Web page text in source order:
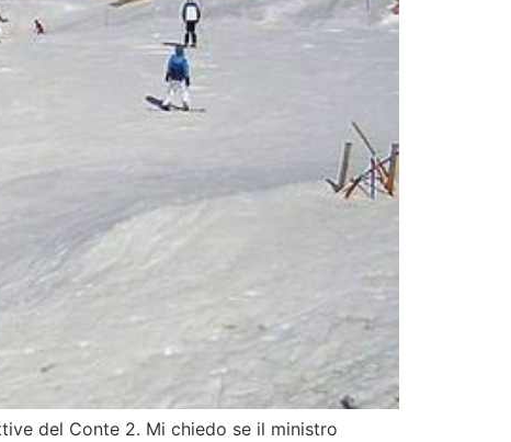
del Conte 2. Mi chiedo se il ministro